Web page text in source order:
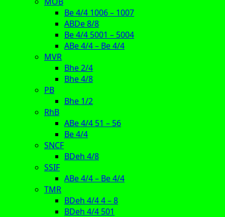
Be 4/4 1006 – 1007
ABDe 8/8
Be 4/4 5001 – 5004
ABe 4/4 – Be 4/4
MVR
Bhe 2/4
Bhe 4/8
PB
Bhe 1/2
RhB
ABe 4/4 51 – 56
Be 4/4
SNCF
BDeh 4/8
SSIF
ABe 4/4 – Be 4/4
TMR
BDeh 4/4 4 – 8
BDeh 4/4 501